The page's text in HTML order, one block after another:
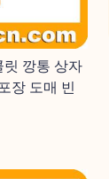
릿 깡통 상자
장 도매 빈